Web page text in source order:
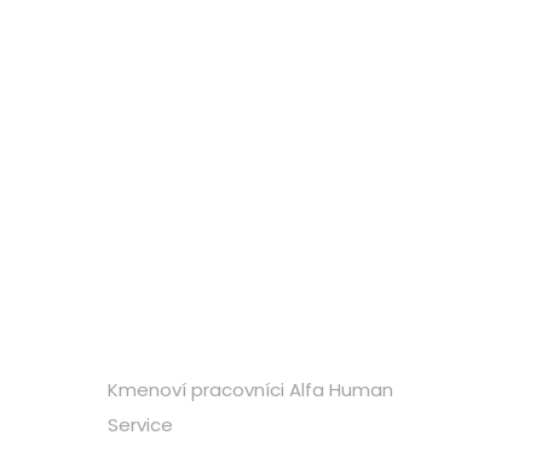
Kmenoví pracovníci Alfa Human
Service